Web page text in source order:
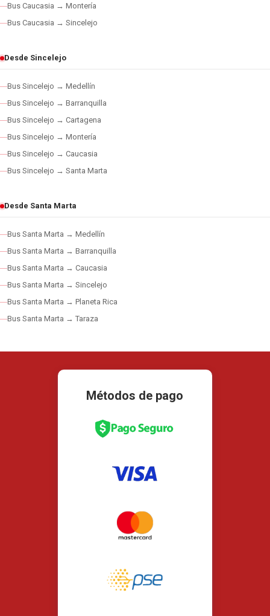
Bus Caucasia → Montería
Bus Caucasia → Sincelejo
Desde Sincelejo
Bus Sincelejo → Medellín
Bus Sincelejo → Barranquilla
Bus Sincelejo → Cartagena
Bus Sincelejo → Montería
Bus Sincelejo → Caucasia
Bus Sincelejo → Santa Marta
Desde Santa Marta
Bus Santa Marta → Medellín
Bus Santa Marta → Barranquilla
Bus Santa Marta → Caucasia
Bus Santa Marta → Sincelejo
Bus Santa Marta → Planeta Rica
Bus Santa Marta → Taraza
Métodos de pago